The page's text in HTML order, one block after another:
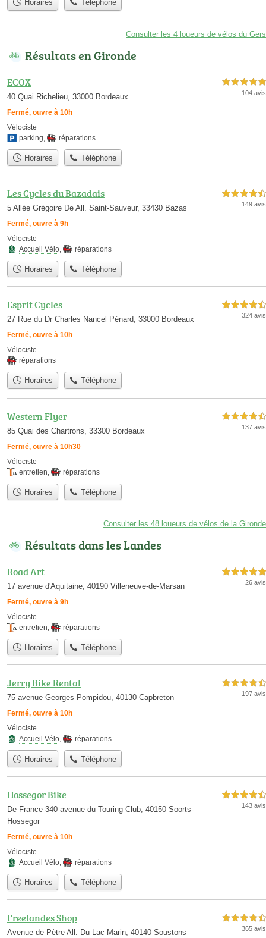
Horaires Téléphone
Consulter les 4 loueurs de vélos du Gers
Résultats en Gironde
ECOX
40 Quai Richelieu, 33000 Bordeaux
Fermé, ouvre à 10h
5,0 étoiles sur 5
104 avis
Vélociste
parking
réparations
Horaires Téléphone
Les Cycles du Bazadais
5 Allée Grégoire De All. Saint-Sauveur, 33430 Bazas
Fermé, ouvre à 9h
4,5 étoiles sur 5
149 avis
Vélociste
Accueil Vélo, réparations
Horaires Téléphone
Esprit Cycles
27 Rue du Dr Charles Nancel Pénard, 33000 Bordeaux
Fermé, ouvre à 10h
4,5 étoiles sur 5
324 avis
Vélociste
réparations
Horaires Téléphone
Western Flyer
85 Quai des Chartrons, 33300 Bordeaux
Fermé, ouvre à 10h30
4,5 étoiles sur 5
137 avis
Vélociste
entretien
réparations
Horaires Téléphone
Consulter les 48 loueurs de vélos de la Gironde
Résultats dans les Landes
Road Art
17 avenue d'Aquitaine, 40190 Villeneuve-de-Marsan
Fermé, ouvre à 9h
5,0 étoiles sur 5
26 avis
Vélociste
entretien, réparations
Horaires Téléphone
Jerry Bike Rental
75 avenue Georges Pompidou, 40130 Capbreton
Fermé, ouvre à 10h
4,5 étoiles sur 5
197 avis
Vélociste
Accueil Vélo, réparations
Horaires Téléphone
Hossegor Bike
De France 340 avenue du Touring Club, 40150 Soorts-
Hossegor
Fermé, ouvre à 10h
4,5 étoiles sur 5
143 avis
Vélociste
Accueil Vélo
réparations
Horaires Téléphone
Freelandes Shop
Avenue de Pètre All. Du Lac Marin, 40140 Soustons
4,5 étoiles sur 5
365 avis